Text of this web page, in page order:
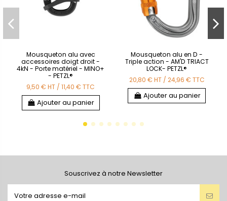
Mousqueton alu avec
accessoires doigt droit -
4kN - Porte matériel - MINO+
- PETZL®
9,50 €HT /11,40 €TTC
Ajouter au panier
Mousqueton alu en D -
Triple action - AM'D TRIACT
LOCK- PETZL®
20,80 €HT / 24,96 €TTC
Ajouter au panier
Souscrivez à notre Newsletter